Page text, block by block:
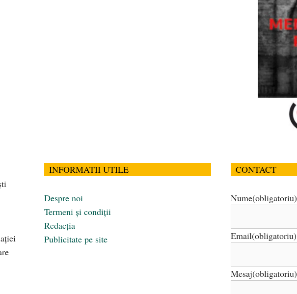
INFORMATII UTILE
Despre noi
Termeni și condiții
Redacția
Publicitate pe site
CONTACT
Nume(obligatoriu)
Email(obligatoriu)
Mesaj(obligatoriu)